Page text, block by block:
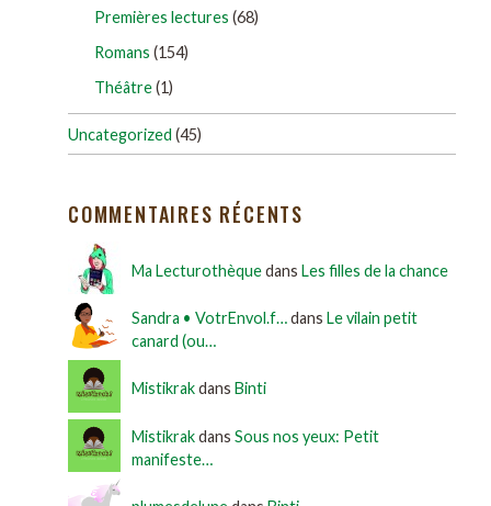
Premières lectures (68)
Romans (154)
Théâtre(1)
Uncategorized (45)
COMMENTAIRES RÉCENTS
Ma Lecturothèquedans Les filles de la chance
Sandra • VotrEnvol.f…dans Le vilain petit
canard (ou…
Mistikrakdans Binti
Mistikrakdans Sous nos yeux: Petit
manifeste…